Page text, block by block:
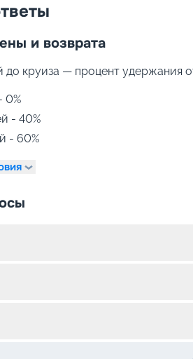
и возврата
до круиза — процент удержания
0%
- 40%
- 60%